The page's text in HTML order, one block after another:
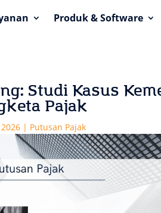
Produk & Software
Studi Kasus
Pajak
| Putusan Pajak